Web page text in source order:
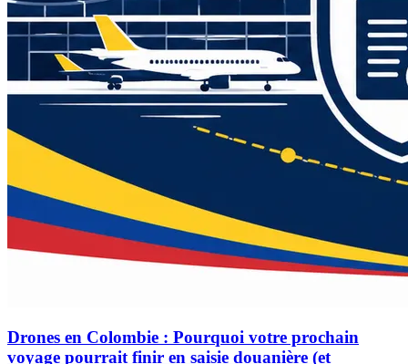
Drones en Colombie : Pourquoi votre prochain
voyage pourrait finir en saisie douanière (et